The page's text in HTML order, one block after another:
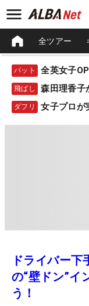
全ツアー
パット 全英女子
飛ばし 森田理香子
ダフリ 女子プロが
ドライバー
の“壁ドン”イ
う！